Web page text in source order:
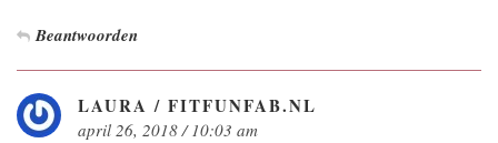
Beantwoorden
LAURA / FITFUNFAB.NL
april 26, 2018 / 10:03 am